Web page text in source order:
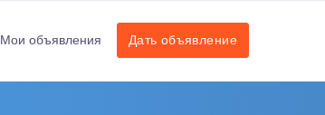
Мои объявления Дать объявление